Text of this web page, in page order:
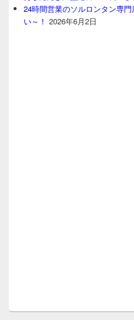
24時間営業のソルロンタン専
い～！ 2026年6月2日